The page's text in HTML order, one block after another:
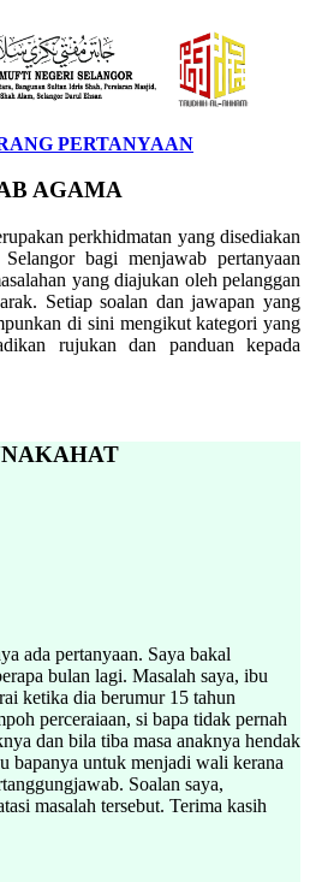
PERTANYAAN
AGAMA
perkhidmatan yang disediakan
bagi menjawab pertanyaan
yang diajukan oleh pelanggan
Setiap soalan dan jawapan yang
di sini mengikut kategori yang
rujukan dan panduan kepada
ada pertanyaan. Saya bakal
bulan lagi. Masalah saya, ibu
ketika dia berumur 15 tahun
perceraiaan, si bapa tidak pernah
dan bila tiba masa anaknya hendak
bapanya untuk menjadi wali kerana
Soalan saya,
masalah tersebut. Terima kasih